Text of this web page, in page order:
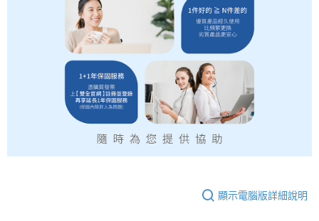
顯示電腦版詳細說明